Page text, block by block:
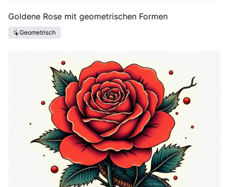
Goldene Rose mit geometrischen Formen
Geometrisch